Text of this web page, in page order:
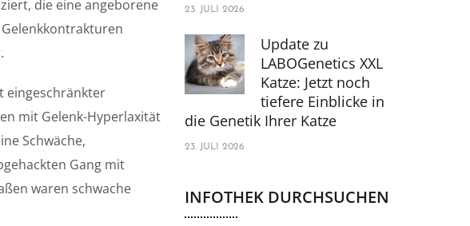
die eine angeborene
eingeschränkter
mit Gelenk-Hyperlaxität
Schwäche,
Gang mit
waren schwache
23. JULI 2026
Update zu
LABOGenetics XXL
Katze: Jetzt noch
tiefere Einblicke in
die Genetik Ihrer Katze
23. JULI 2026
INFOTHEK DURCHSUCHEN